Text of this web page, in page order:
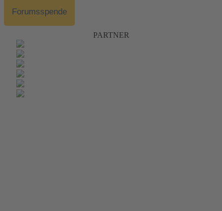
Forumsspende
PARTNER